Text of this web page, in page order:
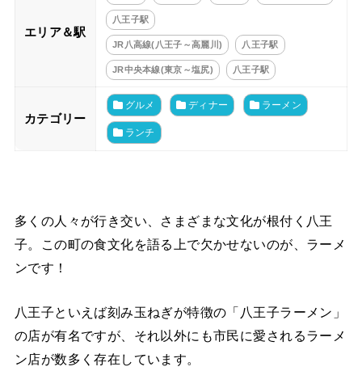
エリア＆駅
八王子駅
JR八高線(八王子～高麗川) 八王子駅
JR中央本線(東京～塩尻) 八王子駅
カテゴリー
グルメ ディナー ラーメン
ランチ
多くの人々が行き交い、さまざまな文化が根付く八王
子。この町の食文化を語る上で欠かせないのが、ラーメ
ンです！
八王子といえば刻み玉ねぎが特徴の「八王子ラーメン」
の店が有名ですが、それ以外にも市民に愛されるラーメ
ン店が数多く存在しています。